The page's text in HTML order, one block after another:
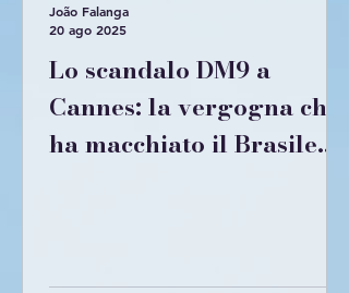
Lo scandalo DM9 a
Cannes: la vergogna che
ha macchiato il Brasile
João Falanga
20 ago 2025